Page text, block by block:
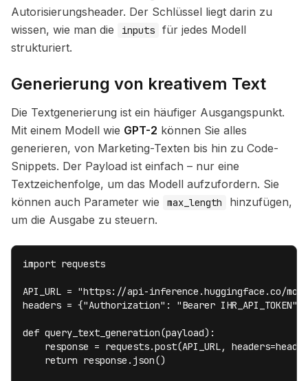
Autorisierungsheader. Der Schlüssel liegt darin zu
wissen, wie man die
inputs
für jedes Modell
strukturiert.
Generierung von kreativem Text
Die Textgenerierung ist ein häufiger Ausgangspunkt.
Mit einem Modell wie GPT-2 können Sie alles
generieren, von Marketing-Texten bis hin zu Code-
Snippets. Der Payload ist einfach – nur eine
Textzeichenfolge, um das Modell aufzufordern. Sie
können auch Parameter wie
max_length
hinzufügen,
um die Ausgabe zu steuern.
import requests
API_URL = "https://api-inference.huggingface.co/
headers = {"Authorization": "Bearer IHR_API_TOKEN"}
def query_text_generation(payload):
response = requests.post(API_URL,
    return response.json()